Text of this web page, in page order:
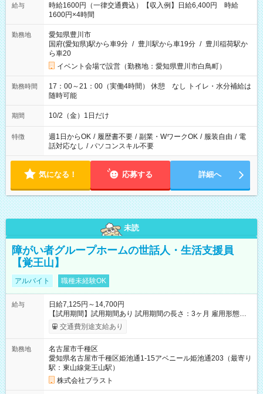
給与
時給1600円（一律交通費込）【収入例】日給6,400円 時給
1600円×4時間
勤務地
愛知県豊川市
国府(愛知県)駅から車9分 / 豊川駅から車19分 / 豊川稲荷駅か
ら車20
イベント会場で設営（勤務地：愛知県豊川市白鳥町）
勤務時間
17：00～21：00（実働4時間） 休憩 なし トイレ・水分補給は
随時可能
期間 10/2（金）1日だけ
特徴 週1日からOK / 履歴書不要 / 副業・WワークOK / 服装自由 / 電
話対応なし / パソコンスキル不要
気になる！ 応募する 詳細へ
未読
障がい者グループホームの世話人・生活支援員
【覚王山】
アルバイト 職種未経験OK
給与
日給7,125円～14,700円
【試用期間】試用期間あり 試用期間の長さ：3ヶ月 雇用形態、
給与は本採用時と同じです。
交通費別途支給あり
勤務地
名古屋市千種区
愛知県名古屋市千種区姫池通1-15アベニール姫池通203（最寄り
駅：東山線覚王山駅）
株式会社プラスト